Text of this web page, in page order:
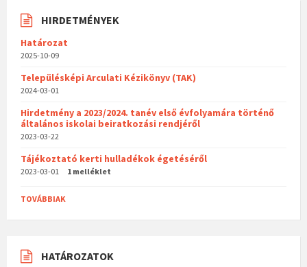
HIRDETMÉNYEK
Határozat
2025-10-09
Településképi Arculati Kézikönyv (TAK)
2024-03-01
Hirdetmény a 2023/2024. tanév első évfolyamára történő
általános iskolai beiratkozási rendjéről
2023-03-22
Tájékoztató kerti hulladékok égetéséről
2023-03-01 1 melléklet
TOVÁBBIAK
HATÁROZATOK